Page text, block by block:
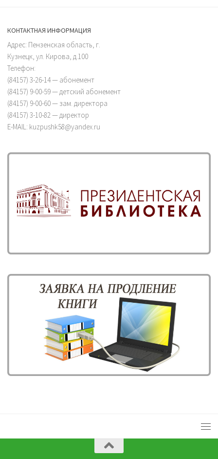
КОНТАКТНАЯ ИНФОРМАЦИЯ
Адрес: Пензенская область, г.
Кузнецк, ул. Кирова, д.100
Телефон:
(84157) 3-26-14 — абонемент
(84157) 9-00-59 — детский абонемент
(84157) 9-00-60 — зам. директора
(84157) 3-10-82 — директор
E-MAIL: kuzpushk58@yandex.ru